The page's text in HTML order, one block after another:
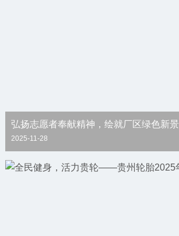
弘扬志愿者奉献精神，绘就厂区绿色新景
2025-11-28